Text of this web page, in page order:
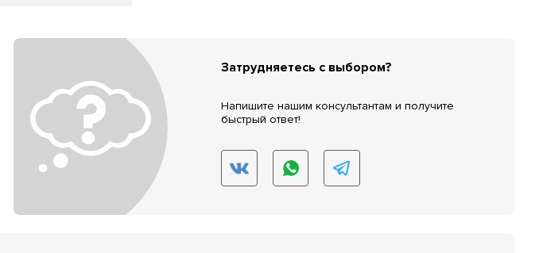
Затрудняетесь с выбором?
Напишите нашим консультантам и получите
быстрый ответ!